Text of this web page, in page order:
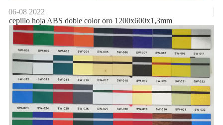
06-08 2022
cepillo hoja ABS doble color oro 1200x600x1,3mm